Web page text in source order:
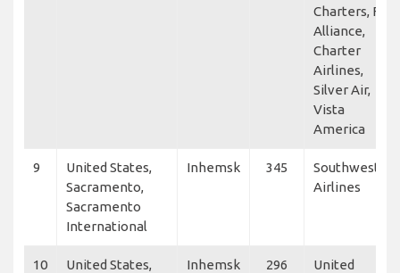
Charters, Fly
Alliance,
Charter
Airlines,
Silver Air,
Vista
America
9
United States,
Sacramento,
Sacramento
International
Inhemsk 345
Southwest
Airlines
10
United States,
Inhemsk 296
United